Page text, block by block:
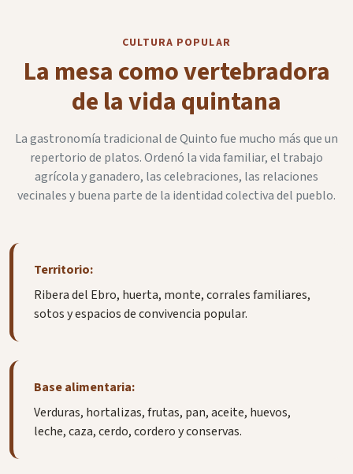
CULTURA POPULAR
La mesa como vertebradora
de la vida quintana
La gastronomía tradicional de Quinto fue mucho más que un
repertorio de platos. Ordenó la vida familiar, el trabajo
agrícola y ganadero, las celebraciones, las relaciones
vecinales y buena parte de la identidad colectiva del pueblo.
Territorio:
Ribera del Ebro, huerta, monte, corrales familiares,
sotos y espacios de convivencia popular.
Base alimentaria:
Verduras, hortalizas, frutas, pan, aceite, huevos,
leche, caza, cerdo, cordero y conservas.